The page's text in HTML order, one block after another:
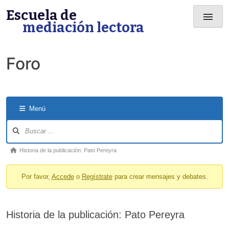
to
content
Escuela de
mediación lectora
menu
Foro
Menú
Navigation
Forum
You
here:
Historia de la publicación: Pato Pereyra
Por favor, Accedeo Regístratepara crear mensajes y debates.
Historia de la publicación: Pato Pereyra